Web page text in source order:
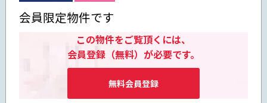
会員限定物件です
この物件をご覧頂くには、
会員登録（無料）が必要です。
無料会員登録